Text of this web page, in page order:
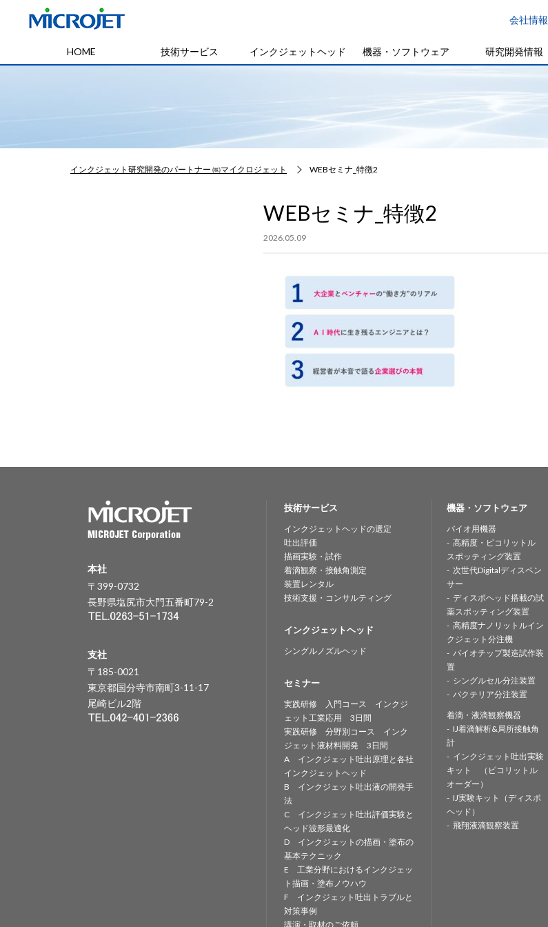
会社情報
HOME 技術サービス インクジェットヘッド 機器・ソフトウェア 研究開発情報
インクジェット研究開発のパートナー ㈱マイクロジェット WEBセミナ_特徴2
WEBセミナ_特徴2
2026.05.09
本社
〒399-0732
長野県塩尻市大門五番町79-2
支社
〒185-0021
東京都国分寺市南町3-11-17
尾崎ビル2階
技術サービス
インクジェットヘッドの選定
吐出評価
描画実験・試作
着滴観察・接触角測定
装置レンタル
技術支援・コンサルティング
インクジェットヘッド
シングルノズルヘッド
セミナー
実践研修 入門コース インクジ
ェット工業応用 3日間
実践研修 分野別コース インク
ジェット液材料開発 3日間
A インクジェット吐出原理と各社
インクジェットヘッド
B インクジェット吐出液の開発手
法
C インクジェット吐出評価実験と
ヘッド波形最適化
D インクジェットの描画・塗布の
基本テクニック
E 工業分野におけるインクジェッ
ト描画・塗布ノウハウ
F インクジェット吐出トラブルと
対策事例
講演・取材のご依頼
機器・ソフトウェア
バイオ用機器
高精度・ピコリットル
スポッティング装置
次世代Digitalディスペン
サー
ディスポヘッド搭載の試
薬スポッティング装置
高精度ナノリットルイン
クジェット分注機
バイオチップ製造試作装
置
シングルセル分注装置
バクテリア分注装置
着滴・液滴観察機器
IJ着滴解析&局所接触角
計
インクジェット吐出実験
キット （ピコリットル
オーダー）
IJ実験キット（ディスポ
ヘッド）
飛翔液滴観察装置